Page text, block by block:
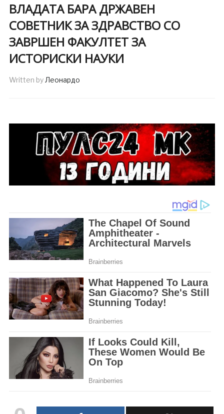
ВЛАДАТА БАРА ДРЖАВЕН
СОВЕТНИК ЗА ЗДРАВСТВО СО
ЗАВРШЕН ФАКУЛТЕТ ЗА
ИСТОРИСКИ НАУКИ
Written byЛеонардо